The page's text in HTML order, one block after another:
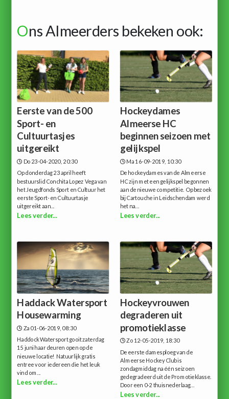
Ons Almeerders bekeken ook:
Eerste van de 500
Sport- en
Cultuurtasjes
uitgereikt
Do 23-04-2020, 20:30
Op donderdag 23 april heeft
bestuurslid Conchita Lopez Vega van
het Jeugdfonds Sport en Cultuur het
eerste Sport- en Cultuurtasje
uitgereikt aan...
Lees verder...
Hockeydames
Almeerse HC
beginnen seizoen met
gelijkspel
Ma 16-09-2019, 10:30
De hockeydames van de Almeerse
HC zijn met een gelijkspel begonnen
aan de nieuwe competitie. Op bezoek
bij Cartouche in Leidschendam werd
het na...
Lees verder...
Haddack Watersport
Housewarming
Za 01-06-2019, 08:30
Haddock Watersport gooit zaterdag
15 juni haar deuren open op de
nieuwe locatie! Natuurlijk gratis
entree voor iedereen die het leuk
vind om...
Lees verder...
Hockeyvrouwen
degraderen uit
promotieklasse
Zo 12-05-2019, 18:30
De eerste damesploeg van de
Almeerse Hockey Club is
zondagmiddag na één seizoen
gedegradeerd uit de Promotieklasse.
Door een 0-2 thuisnederlaag...
Lees verder...